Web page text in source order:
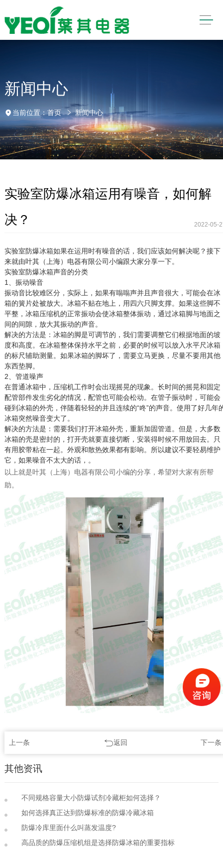
新闻中心
当前位置： 首页 新闻中心
实验室防爆冰箱运用有噪音，如何解
决？
2022-05-
实验室防爆冰箱如果在运用时有噪音的话，我们应该如何解决呢？接下
来就由叶其（上海）电器有限公司小编跟大家分享一下。
实验室防爆冰箱声音的分类
1、振动噪音
振动音比较难区分，实际上，如果有嗡嗡声并且声音很大，可能会在冰
箱的簧片处被放大。冰箱不贴在地上，用四六只脚支撑。如果这些脚不
平整，冰箱压缩机的正常振动会使冰箱整体振动，通过冰箱脚与地面之
间的间隙，放大其振动的声音。
解决的方法是：冰箱的脚是可调节的，我们需要调整它们根据地面的坡
度和高度。在冰箱整体保持水平之前，必要的时候可以放入水平尺冰箱
的标尺辅助测量。如果冰箱的脚坏了，需要立马更换，尽量不要用其他
东西垫脚。
2、管道噪声
在普通冰箱中，压缩机工作时会出现摇晃的现象。长时间的摇晃和固定
配管部件发生劣化的情况，配管也可能会松动。在管子振动时，可能会
碰到冰箱的外壳，伴随着轻轻的并且连续的“咚”的声音。使用了好几年
冰箱突然噪音变大了。
解决的方法是：需要我们打开冰箱外壳，重新加固管道。但是，大多数
冰箱的壳是密封的，打开壳就要直接切断，安装得时候不用放回去。只
有用胶带粘在一起。外观和散热效果都有影响。所以建议不要轻易维护
它，如果噪音不太大的话，。
以上就是叶其（上海）电器有限公司小编的分享，希望对大家有所帮
助。
上一条 返回 下一条
其他资讯
不同规格容量大小防爆试剂冷藏柜如何选择？
如何选择真正达到防爆标准的防爆冷藏冰箱
防爆冷库里面什么叫蒸发温度?
高品质的防爆压缩机组是选择防爆冰箱的重要指标